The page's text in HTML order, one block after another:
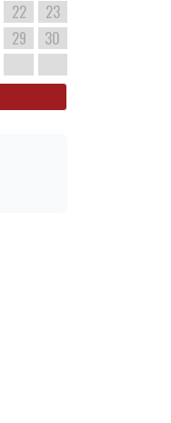
22
23
29
30